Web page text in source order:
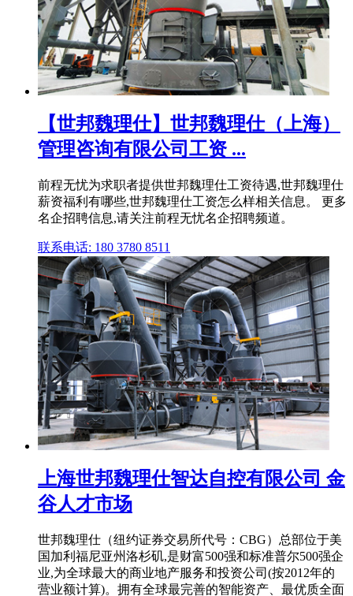
【世邦魏理仕】世邦魏理仕（上海）
管理咨询有限公司工资 ...
前程无忧为求职者提供世邦魏理仕工资待遇,世邦魏理仕
薪资福利有哪些,世邦魏理仕工资怎么样相关信息。 更多
名企招聘信息,请关注前程无忧名企招聘频道。
联系电话: 180 3780 8511
上海世邦魏理仕智达自控有限公司 金
谷人才市场
世邦魏理仕（纽约证券交易所代号：CBG）总部位于美
国加利福尼亚州洛杉矶,是财富500强和标准普尔500强企
业,为全球最大的商业地产服务和投资公司(按2012年的
营业额计算)。拥有全球最完善的智能资产、最优质全面